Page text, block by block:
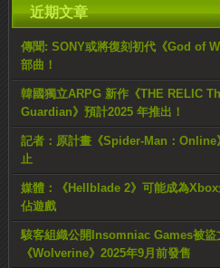
近期文章
傳聞: SONY或將復刻初代《God of
部曲！
韓國獨立ARPG 新作《THE RELIC
Guardian》預計2025 年推出！
記者：原計畫《Spider-Man：Online
止
媒體：《Hellblade 2》可能成為
佔遊戲
駭客組織公開Insomniac Games被盜
《Wolverine》2025年9月前發售